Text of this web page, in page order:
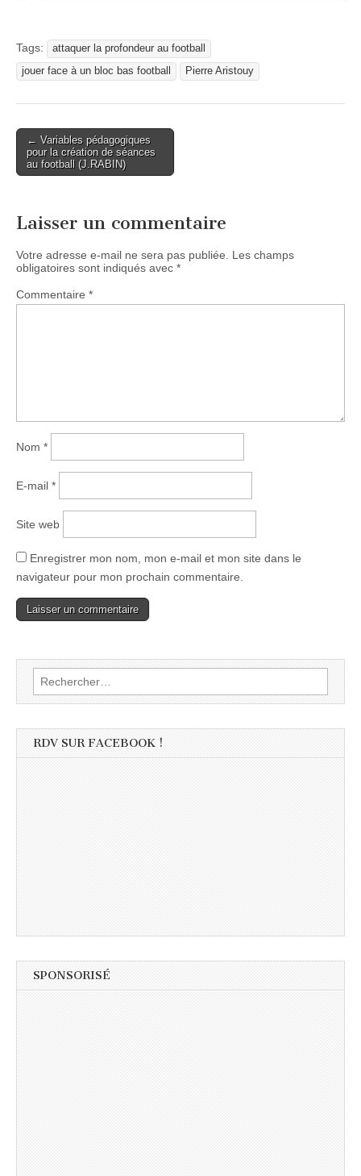
Tags:
attaquer la profondeur au football
jouer face à un bloc bas football
Pierre Aristouy
Post
navigation
← Variables pédagogiques
pour la création de séances
au football (J.RABIN)
Laisser un commentaire
Votre adresse e-mail ne sera pas publiée.
Les champs
obligatoires sont indiqués avec *
Commentaire *
Nom *
E-mail *
Site web
Enregistrer mon nom, mon e-mail et mon site dans le
navigateur pour mon prochain commentaire.
Rechercher :
RDV SUR FACEBOOK !
SPONSORISÉ